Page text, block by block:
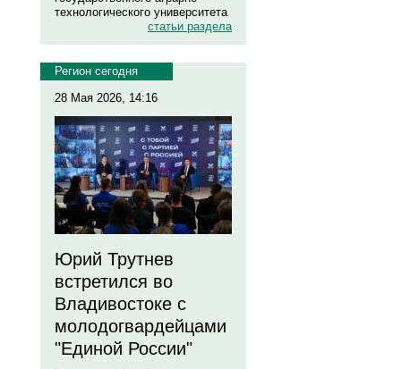
технологического университета
статьи раздела
Регион сегодня
28 Мая 2026, 14:16
Юрий Трутнев
встретился во
Владивостоке с
молодогвардейцами
"Единой России"